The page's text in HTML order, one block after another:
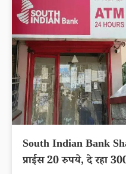
South Indian Bank
प्राईस 20 रुपये, दे रहा